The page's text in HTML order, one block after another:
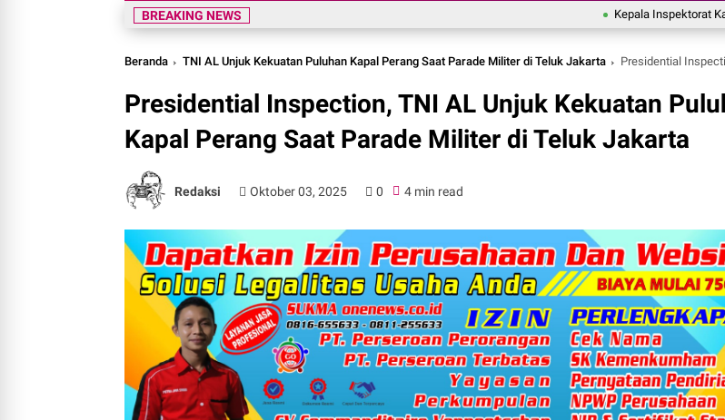
BREAKING NEWS Kepala Inspektorat Kab.
Beranda TNI AL Unjuk Kekuatan Puluhan Kapal Perang Saat Parade Militer di Teluk Jakarta Presidential Inspection, TNI AL Unjuk Kekuatan Puluhan
Presidential Inspection, TNI AL Unjuk Kekuatan
Kapal Perang Saat Parade Militer di Teluk Jakarta
Redaksi Oktober 03, 2025 0 4 min read